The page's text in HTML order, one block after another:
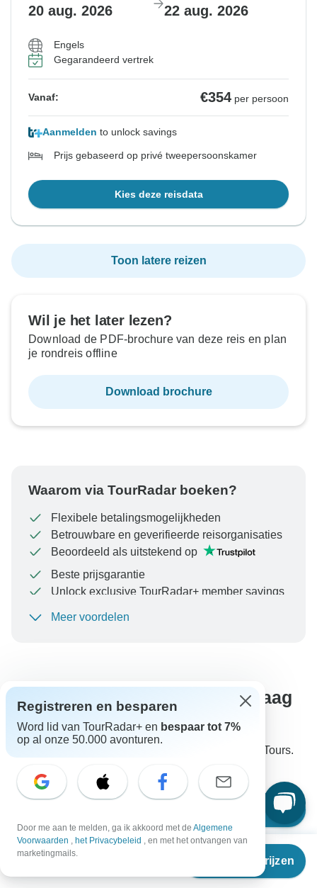
Vanaf
Reisdata & prijzen
20 aug. 2026 22 aug. 2026
Engels
Gegarandeerd vertrek
Vanaf: €354 per persoon
Aanmelden to unlock savings
Prijs gebaseerd op privé tweepersoonskamer
Kies deze reisdata
Toon latere reizen
Wil je het later lezen?
Download de PDF-brochure van deze reis en plan
je rondreis offline
Download brochure
Waarom via TourRadar boeken?
Flexibele betalingsmogelijkheden
Betrouwbare en geverifieerde reisorganisaties
Beoordeeld als uitstekend op
Beste prijsgarantie
Unlock exclusive TourRadar+ member savings
Om uw betaling te beschermen en ervoor te zorgen
Meer voordelen
Staat het antwoord op jouw vraag
er niet bij?
Stel je vraag aan de specialisten van Taj Voyages Tours.
Registreren en besparen
Word lid van TourRadar+ en bespaar tot 7%
op al onze 50.000 avonturen.
Door me aan te melden, ga ik akkoord met de Algemene
Voorwaarden , het Privacybeleid , en met het ontvangen van
marketingmails.